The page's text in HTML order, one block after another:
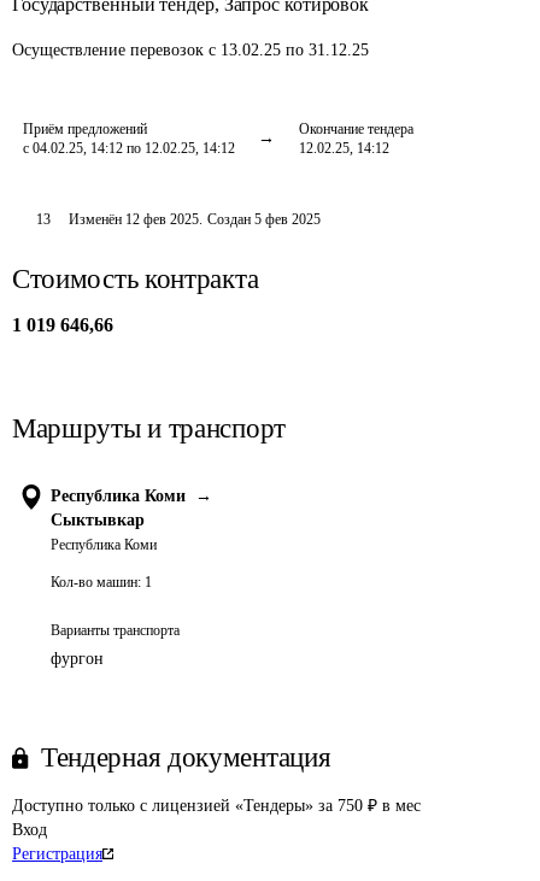
Государственный тендер, Запрос котировок
Осуществление перевозок с 13.02.25 по 31.12.25
Приём предложений
с 04.02.25, 14:12 по 12.02.25, 14:12
Окончание тендера
12.02.25, 14:12
13 Изменён 12 фев 2025. Создан 5 фев 2025
Стоимость контракта
1 019 646,66
Маршруты и транспорт
Республика Коми
→
Сыктывкар
Республика Коми
Кол-во машин: 1
Варианты транспорта
фургон
Тендерная документация
Доступно только с лицензией «Тендеры» за 750 ₽ в мес
Вход
Регистрация